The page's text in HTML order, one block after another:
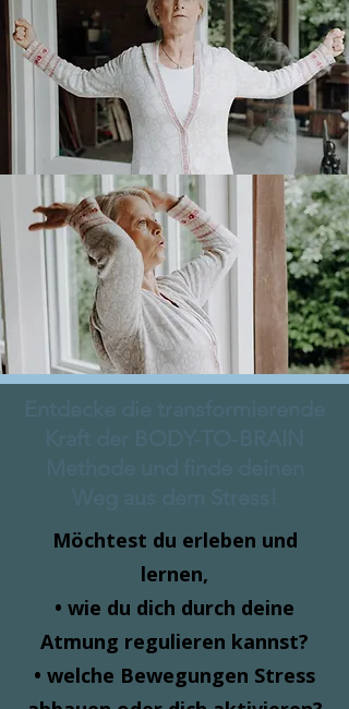
Möchtest du erleben und
lernen,
• wie du dich durch deine
Atmung regulieren kannst?
• welche Bewegungen Stress